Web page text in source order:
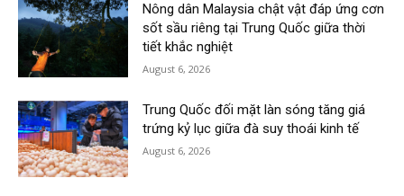
Nông dân Malaysia chật vật đáp ứng cơn
sốt sầu riêng tại Trung Quốc giữa thời
tiết khắc nghiệt
August 6, 2026
Trung Quốc đối mặt làn sóng tăng giá
trứng kỷ lục giữa đà suy thoái kinh tế
August 6, 2026